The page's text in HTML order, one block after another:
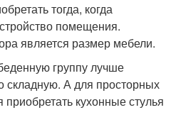
тогда, когда
помещения.
является размер мебели.
группу лучше
складную. А для просторных
кухонные стулья